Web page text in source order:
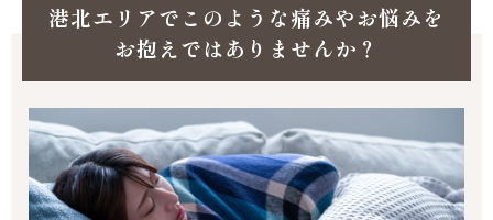
港北エリアでこのような痛みやお悩みを
お抱えではありませんか？